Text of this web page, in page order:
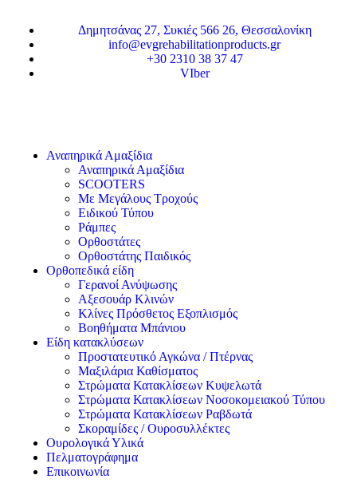
Δημητσάνας 27, Συκιές 566 26, Θεσσαλονίκη
info@evgrehabilitationproducts.gr
+30 2310 38 37 47
VIber
Αναπηρικά Αμαξίδια
Αναπηρικά Αμαξίδια
SCOOTERS
Με Μεγάλους Τροχούς
Ειδικού Τύπου
Ράμπες
Ορθοστάτες
Ορθοστάτης Παιδικός
Ορθοπεδικά είδη
Γερανοί Ανύψωσης
Αξεσουάρ Κλινών
Κλίνες Πρόσθετος Εξοπλισμός
Βοηθήματα Μπάνιου
Είδη κατακλύσεων
Προστατευτικό Αγκώνα / Πτέρνας
Μαξιλάρια Καθίσματος
Στρώματα Κατακλίσεων Κυψελωτά
Στρώματα Κατακλίσεων Νοσοκομειακού Τύπου
Στρώματα Κατακλίσεων Ραβδωτά
Σκοραμίδες / Ουροσυλλέκτες
Ουρολογικά Υλικά
Πελματογράφημα
Επικοινωνία